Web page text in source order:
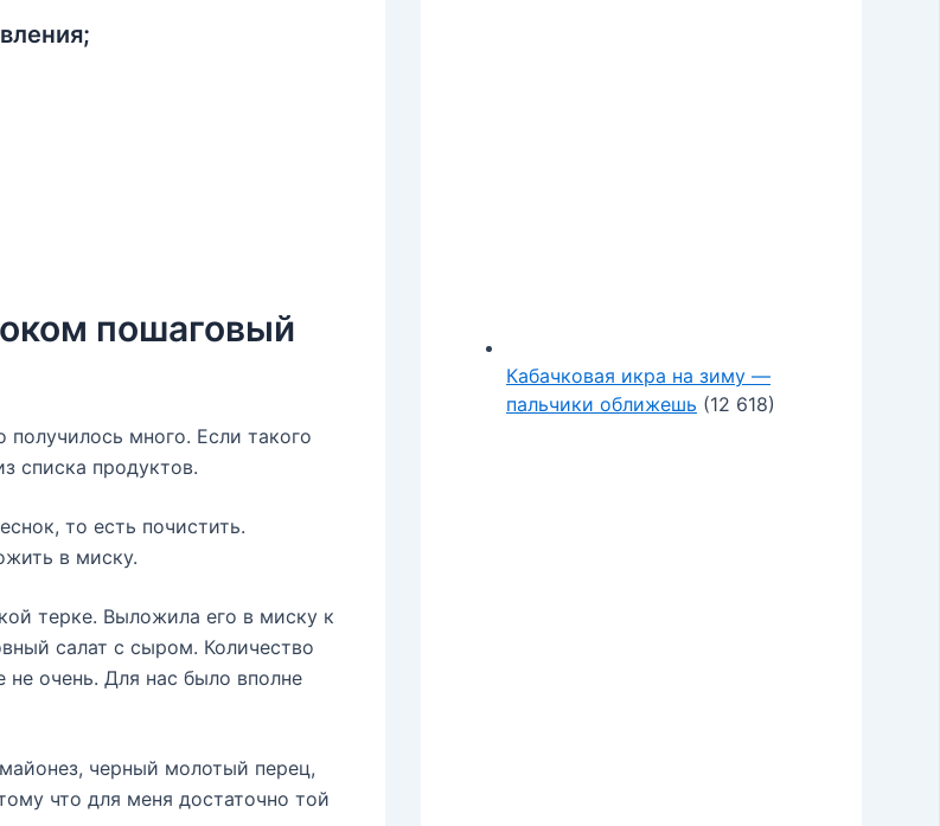
пошаговый
много. Если такого
списка продуктов.
то есть почистить.
в миску.
терке. Выложила его в миску к
салат с сыром. Количество
не очень. Для нас было вполне
черный молотый перец,
что для меня достаточно той
Кабачковая икра на зиму —
пальчики оближешь (12 618)